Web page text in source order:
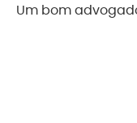
Um bom